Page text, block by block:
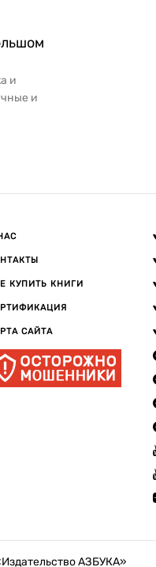
и
и
о
КУПИТЬ КНИГИ
САЙТА
АЗБУКА»